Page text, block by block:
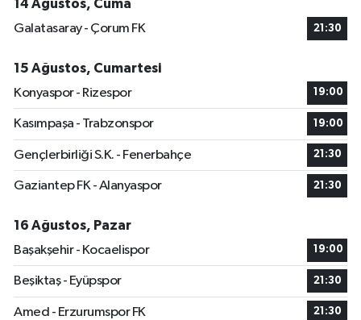
14 Ağustos, Cuma
Galatasaray - Çorum FK
21:30
15 Ağustos, Cumartesi
Konyaspor - Rizespor
19:00
Kasımpaşa - Trabzonspor 19:00
Gençlerbirliği S.K. - Fenerbahçe 21:30
Gaziantep FK - Alanyaspor 21:30
16 Ağustos, Pazar
Başakşehir - Kocaelispor
19:00
Beşiktaş - Eyüpspor 21:30
Amed - Erzurumspor FK 21:30